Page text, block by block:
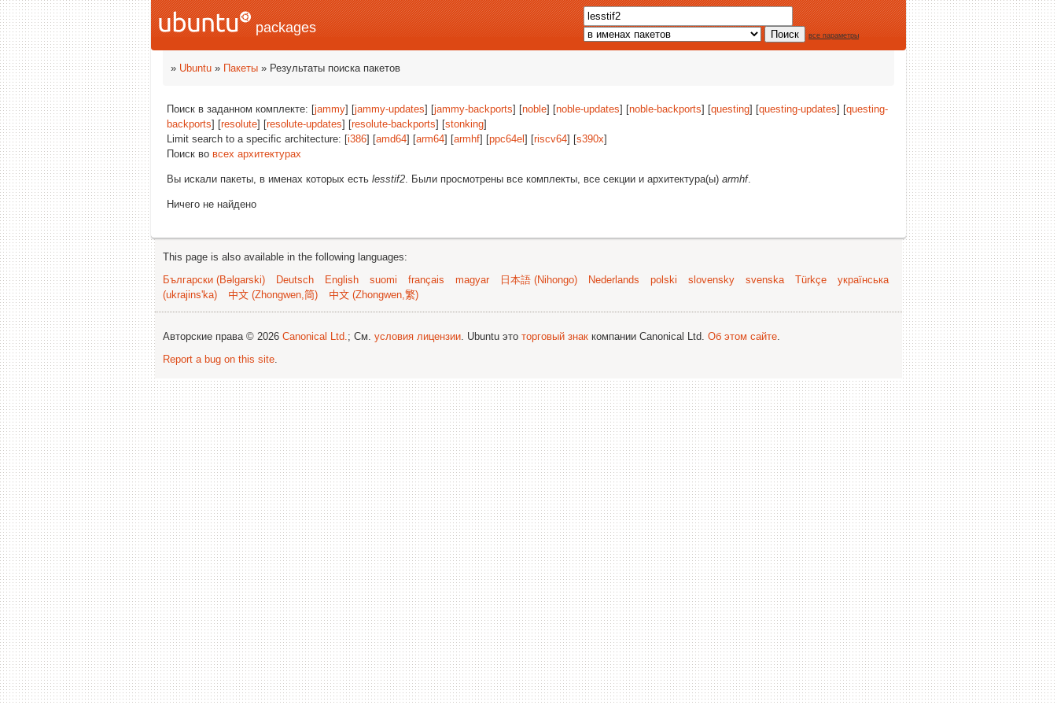
packages все параметры
» Ubuntu » Пакеты » Результаты поиска пакетов
Поиск в заданном комплекте: [jammy] [jammy-updates] [jammy-backports] [noble] [noble-updates] [noble-backports] [questing] [questing-updates] [questing-
backports] [resolute] [resolute-updates] [resolute-backports] [stonking]
Limit search to a specific architecture: [i386] [amd64] [arm64] [armhf] [ppc64el ] [riscv64] [s390x]
Поиск во всех архитектурах
Вы искали пакеты, в именах которых есть lesstif2. Были просмотрены все комплекты, все секции и архитектура(ы) armhf.
Ничего не найдено
This page is also available in the following languages:
Български (Bəlgarski)
Deutsch English suomi français magyar 日本語 (Nihongo) Nederlands polski slovensky svenska Türkçe
українська
(ukrajins'ka)
中文 (Zhongwen,简) 中文 (Zhongwen,繁)
Авторские права © 2026 Canonical Ltd.; См. условия лицензии. Ubuntu это торговый знак компании Canonical Ltd. Об этом сайте.
Report a bug on this site.